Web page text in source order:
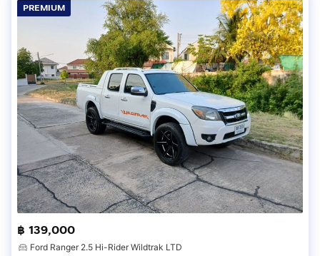
PREMIUM
฿ 139,000
Ford Ranger 2.5 Hi-Rider Wildtrak LTD